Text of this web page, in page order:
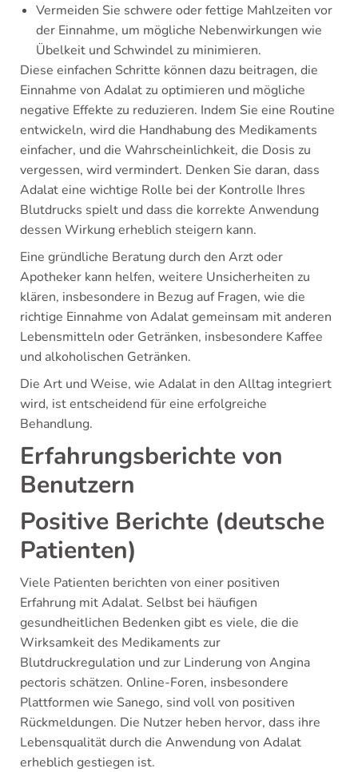
Vermeiden Sie schwere oder fettige Mahlzeiten vor
der Einnahme, um mögliche Nebenwirkungen wie
Übelkeit und Schwindel zu minimieren.
Diese einfachen Schritte können dazu beitragen, die
Einnahme von Adalat zu optimieren und mögliche
negative Effekte zu reduzieren. Indem Sie eine Routine
entwickeln, wird die Handhabung des Medikaments
einfacher, und die Wahrscheinlichkeit, die Dosis zu
vergessen, wird vermindert. Denken Sie daran, dass
Adalat eine wichtige Rolle bei der Kontrolle Ihres
Blutdrucks spielt und dass die korrekte Anwendung
dessen Wirkung erheblich steigern kann.
Eine gründliche Beratung durch den Arzt oder
Apotheker kann helfen, weitere Unsicherheiten zu
klären, insbesondere in Bezug auf Fragen, wie die
richtige Einnahme von Adalat gemeinsam mit anderen
Lebensmitteln oder Getränken, insbesondere Kaffee
und alkoholischen Getränken.
Die Art und Weise, wie Adalat in den Alltag integriert
wird, ist entscheidend für eine erfolgreiche
Behandlung.
Erfahrungsberichte von
Benutzern
Positive Berichte (deutsche
Patienten)
Viele Patienten berichten von einer positiven
Erfahrung mit Adalat. Selbst bei häufigen
gesundheitlichen Bedenken gibt es viele, die die
Wirksamkeit des Medikaments zur
Blutdruckregulation und zur Linderung von Angina
pectoris schätzen. Online-Foren, insbesondere
Plattformen wie Sanego, sind voll von positiven
Rückmeldungen. Die Nutzer heben hervor, dass ihre
Lebensqualität durch die Anwendung von Adalat
erheblich gestiegen ist.